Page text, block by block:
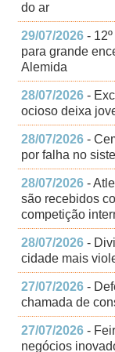
do ar
29/07/2026 -
para grande
Alemida
28/07/2026 -
ocioso deixa
28/07/2026 -
por falha no
28/07/2026 -
são recebidos
competição
28/07/2026 -
cidade mais
27/07/2026 -
chamada de
27/07/2026 -
negócios